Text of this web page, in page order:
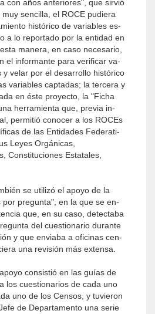
con años anteriores", que sirvió
sencilla, el ROCE pudiera
histórico de variables es­
a lo reportado por la entidad en
manera, en caso necesario,
el informante para verificar va­
y velar por el desarrollo histórico
variables captadas; la tercera y
en éste proyecto, la "Ficha
herramienta que, previa in­
permitió conocer a los ROCEs
de las Entidades Federati­
Leyes Orgánicas,
Constituciones Estatales,
se utilizó el apoyo de la
por pregunta", en la que se en­
que, en su caso, detectaba
del cuestionario durante
y que enviaba a oficinas cen­
una revisión más extensa.
consistió en las guías de
los cuestionarios de cada uno
uno de los Censos, y tuvieron
de Departamento una serie